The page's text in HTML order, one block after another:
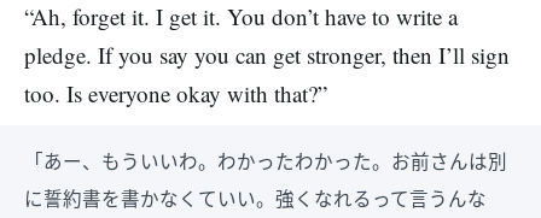
“Ah, forget it. I get it. You don’t have to write a
pledge. If you say you can get stronger, then I’ll sign
too. Is everyone okay with that?”
「あー、もういいわ。わかったわかった。お前さんは別
に誓約書を書かなくていい。強くなれるって言うんな